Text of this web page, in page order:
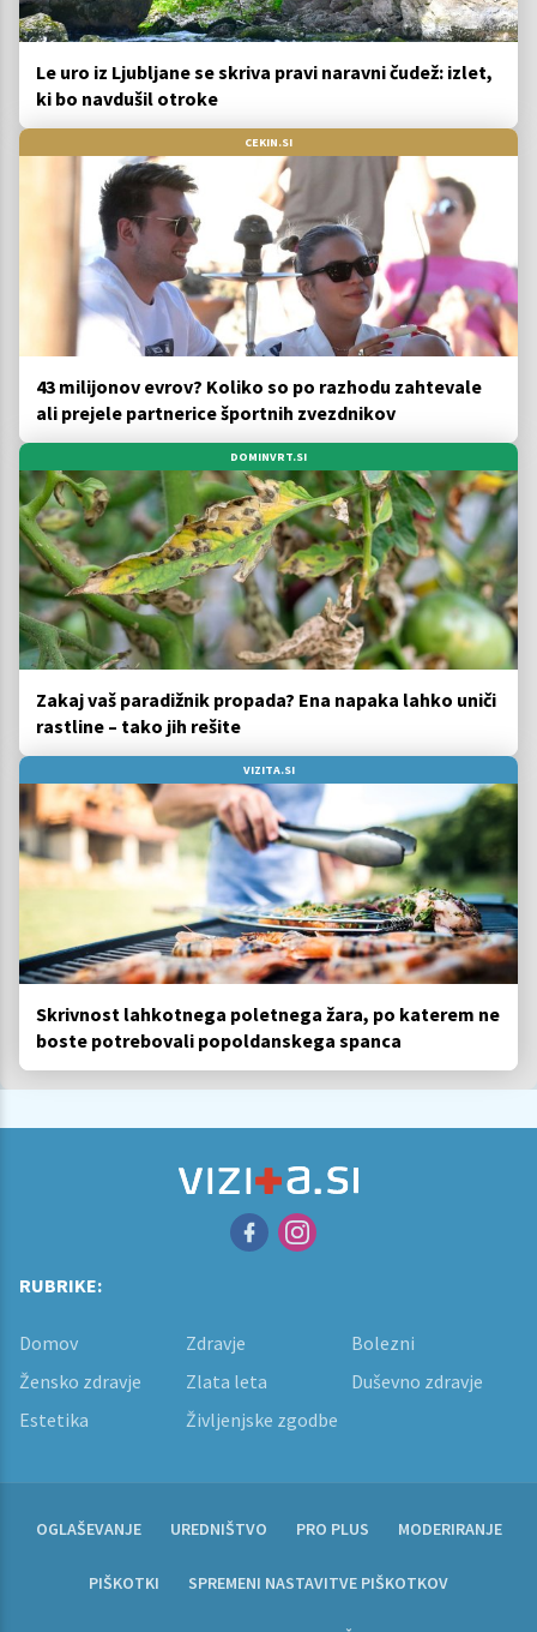
Le uro iz Ljubljane se skriva pravi naravni čudež: izlet,
ki bo navdušil otroke
CEKIN.SI
43 milijonov evrov? Koliko so po razhodu zahtevale
ali prejele partnerice športnih zvezdnikov
DOMINVRT.SI
Zakaj vaš paradižnik propada? Ena napaka lahko uniči
rastline – tako jih rešite
VIZITA.SI
Skrivnost lahkotnega poletnega žara, po katerem ne
boste potrebovali popoldanskega spanca
RUBRIKE:
Domov Zdravje
Bolezni
Žensko zdravje
Zlata leta
Duševno zdravje
Estetika
Življenjske zgodbe
OGLAŠEVANJE UREDNIŠTVO PRO PLUS MODERIRANJE
PIŠKOTKI SPREMENI NASTAVITVE PIŠKOTKOV